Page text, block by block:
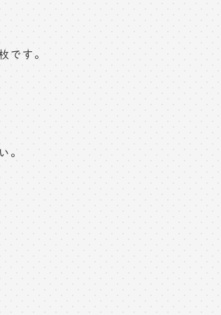
です。
。